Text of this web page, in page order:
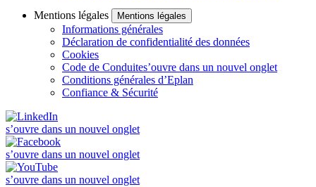
Mentions légales Mentions légales
Informations générales
Déclaration de confidentialité des données
Cookies
Code de Conduites’ouvre dans un nouvel onglet
Conditions générales d’Eplan
Confiance & Sécurité
s’ouvre dans un nouvel onglet
s’ouvre dans un nouvel onglet
s’ouvre dans un nouvel onglet